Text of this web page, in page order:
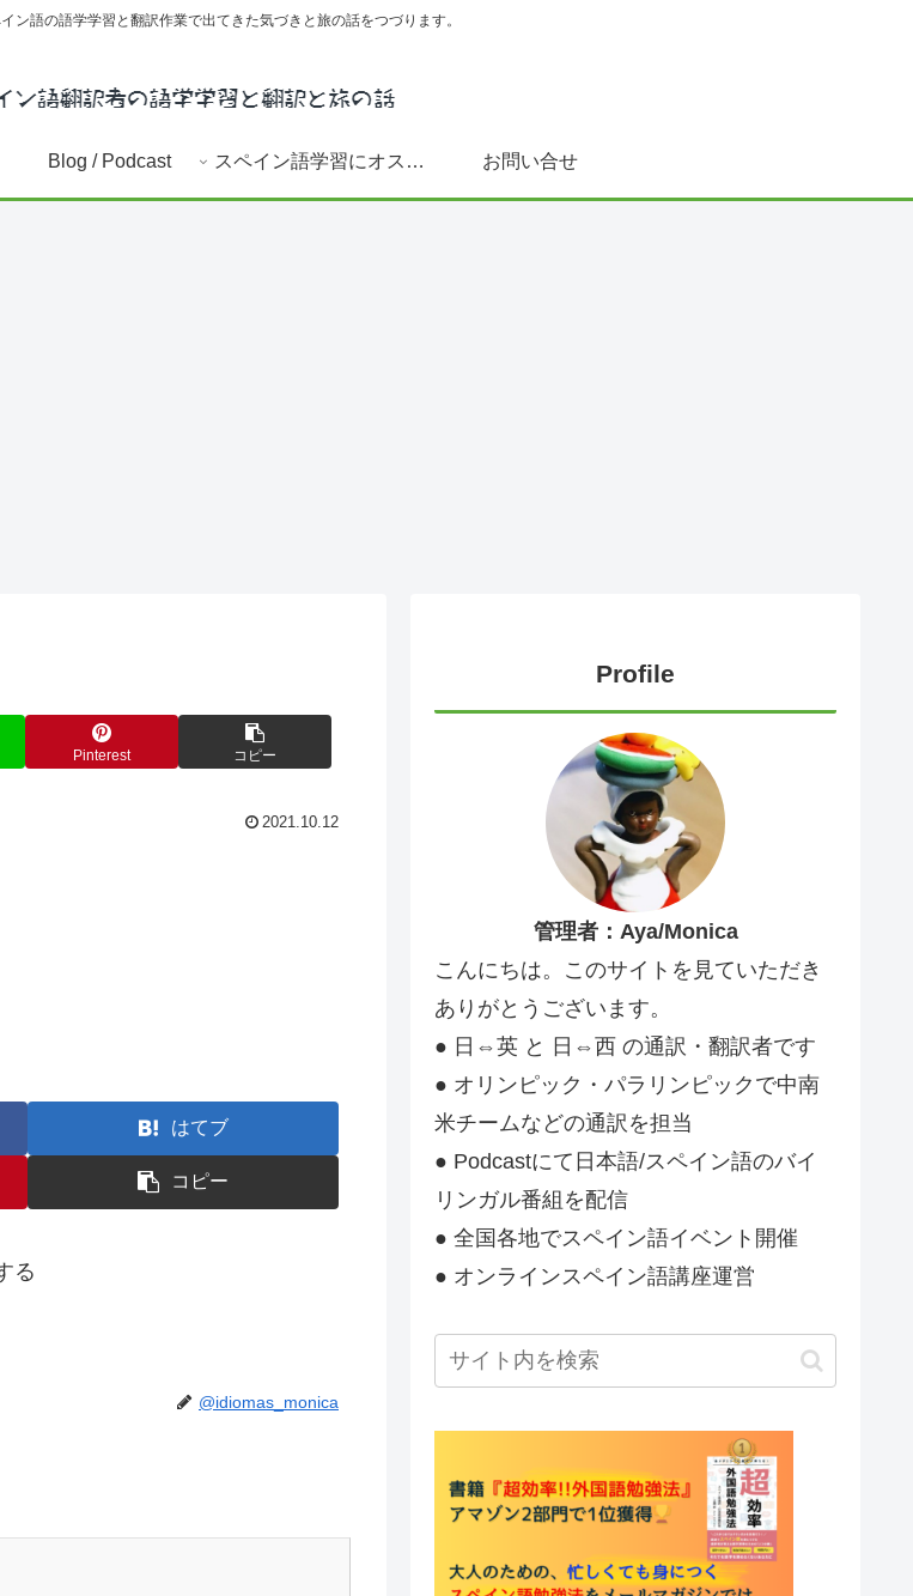
ン語の語学学習と翻訳作業で出てきた気づきと旅の話をつづります。
Blog / Podcast スペイン語学習にオススメ書籍(文法～DELE対策まで) お問い合せ
Pinterest コピー
2021.10.12
はてブ
コピー
る
@idiomas_monica
Profile
管理者：Aya/Monica
こんにちは。このサイトを見ていただき
ありがとうございます。
● 日⇔英 と 日⇔西 の通訳・翻訳者です
● オリンピック・パラリンピックで中南
米チームなどの通訳を担当
● Podcastにて日本語/スペイン語のバイ
リンガル番組を配信
● 全国各地でスペイン語イベント開催
● オンラインスペイン語講座運営